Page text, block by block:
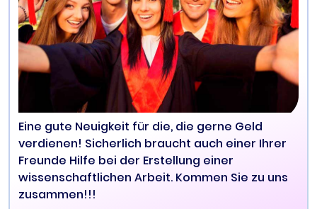
Eine gute Neuigkeit für die, die gerne Geld
verdienen! Sicherlich braucht auch einer Ihrer
Freunde Hilfe bei der Erstellung einer
wissenschaftlichen Arbeit. Kommen Sie zu uns
zusammen!!!